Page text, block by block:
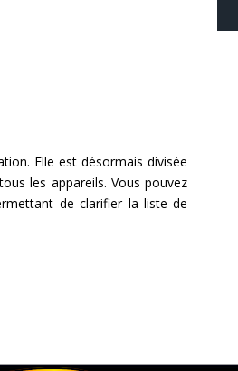
Elle est désormais divisée
les appareils. Vous pouvez
de clarifier la liste de